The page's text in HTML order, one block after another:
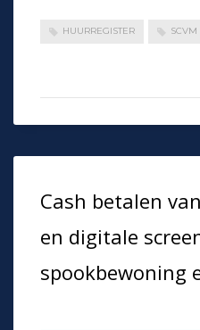
HUURREGISTER SCVM
Cash betalen
en digitale
spookbewoning